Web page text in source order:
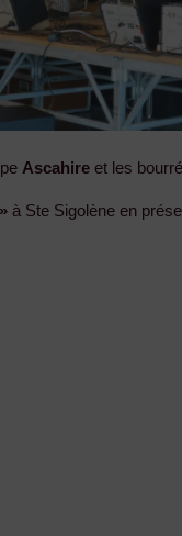
Ascahire et les
à Ste Sigolène en